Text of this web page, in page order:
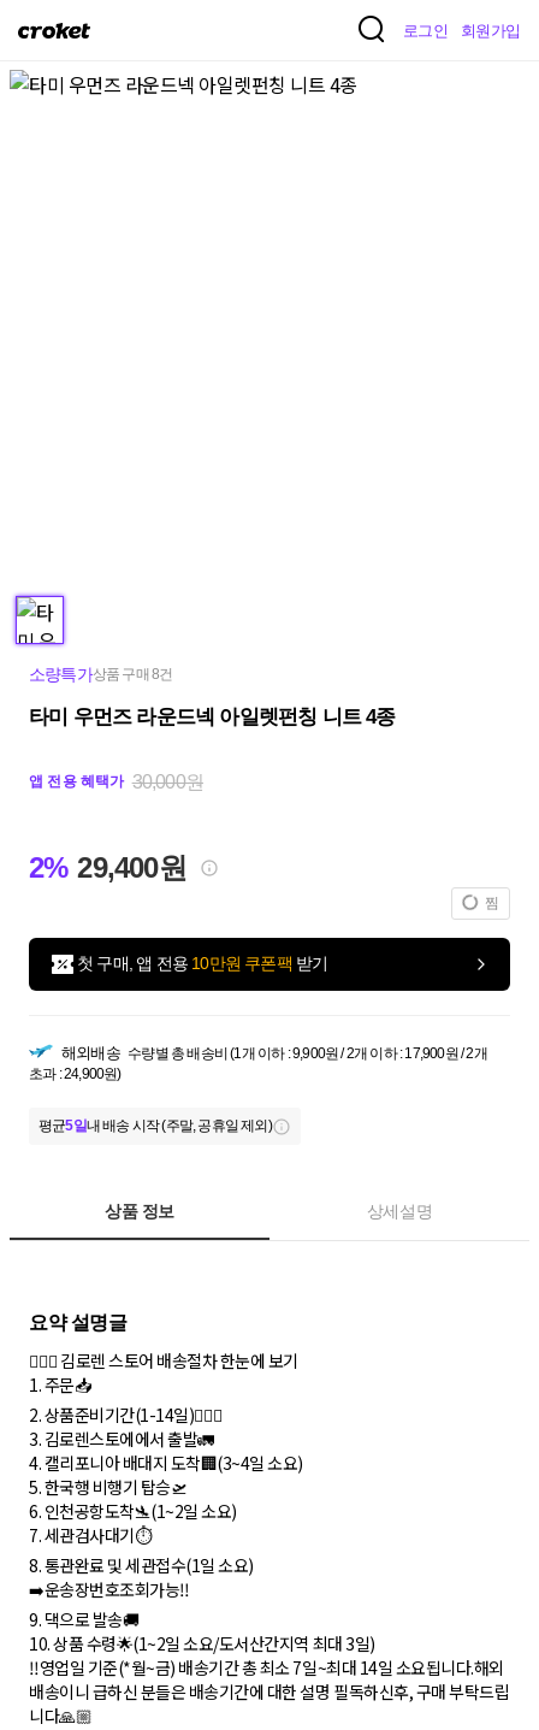
크
켓
로그인 회원가입
소량특가상품 구매 8건
타미 우먼즈 라운드넥 아일렛펀칭 니트 4종
앱 전용 혜택가 30,000원
2% 29,400원
찜
첫 구매, 앱 전용 10만원 쿠폰팩 받기
해외배송 수량별 총 배송비 (1개 이하 : 9,900원 / 2개 이하 : 17,900원 / 2개
초과 : 24,900원)
평균5일내 배송 시작 (주말, 공휴일 제외)
상품 정보 상세설명
요약 설명글
💁🏻‍♀️ 김로렌 스토어 배송절차 한눈에 보기
1. 주문📥
2. 상품준비기간(1-14일)🏃🏻‍♀️
3. 김로렌스토에에서 출발🚛
4. 캘리포니아 배대지 도착🏢(3~4일 소요)
5. 한국행 비행기 탑승🛫
6. 인천공항도착🛬(1~2일 소요)
7. 세관검사대기⏱
8. 통관완료 및 세관접수(1일 소요)
➡️운송장번호조회가능‼️
9. 댁으로 발송🚚
10. 상품 수령🌟(1~2일 소요/도서산간지역 최대 3일)
‼️영업일 기준(*월~금) 배송기간 총 최소 7일~최대 14일 소요됩니다.해외
배송이니 급하신 분들은 배송기간에 대한 설명 필독하신후, 구매 부탁드립
니다🙏🏼